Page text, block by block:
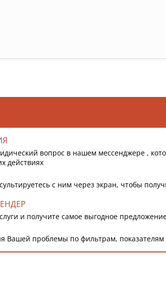
вопрос в нашем мессенджере ,
действиях
с ним через экран, чтобы
и получите самое выгодное
Вашей проблемы по фильтрам, показателям